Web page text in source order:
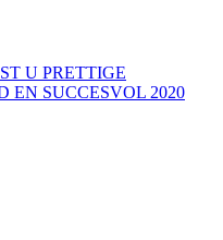
U PRETTIGE
EN SUCCESVOL 2020